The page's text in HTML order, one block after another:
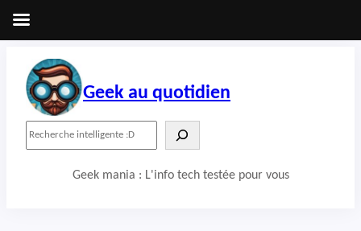
contenu
Geek au quotidien
Geek mania : L'info tech testée pour vous